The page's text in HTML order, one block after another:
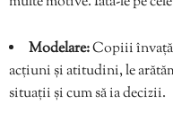
Modelare:Copiii
acțiuni și atitudini, le
situații și cum să ia decizii.